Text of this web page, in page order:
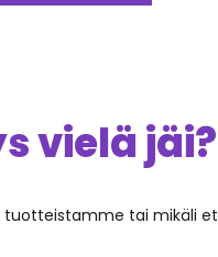
vielä jäi?
tuotteistamme tai mikäli et